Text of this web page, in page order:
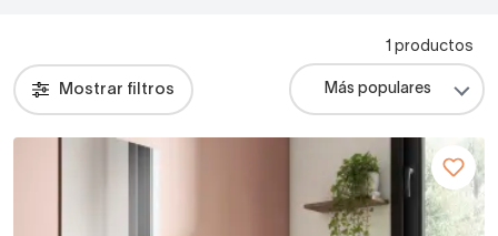
Mostrar filtros
1 productos